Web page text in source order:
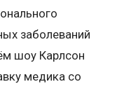
заболеваний
шоу Карлсон
медика со